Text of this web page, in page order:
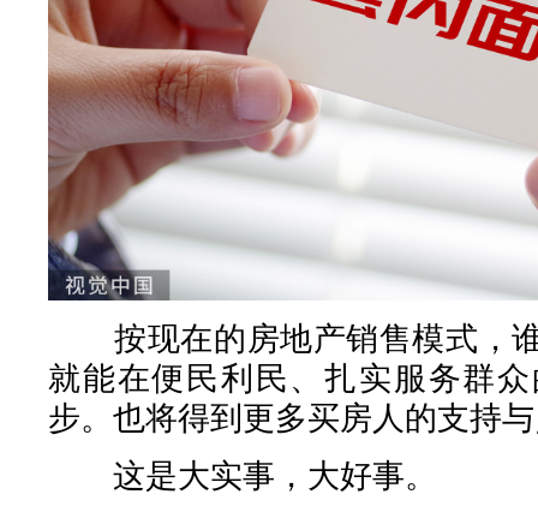
按现在的房地产销售模式，
就能在便民利民、扎实服务群
步。也将得到更多买房人的支持
这是大实事，大好事。